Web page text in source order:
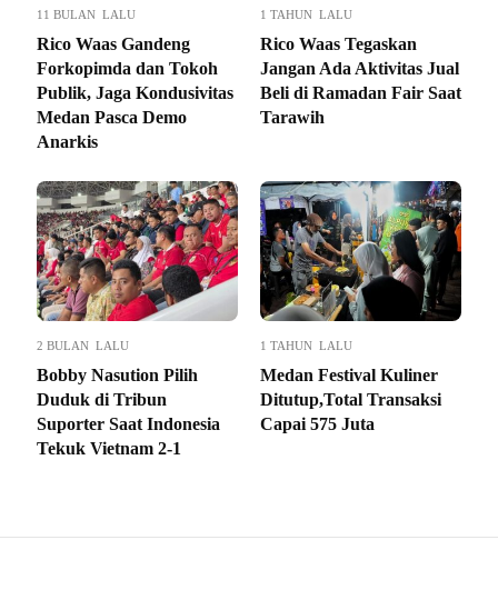
11 BULAN LALU
Rico Waas Gandeng
Forkopimda dan Tokoh
Publik, Jaga Kondusivitas
Medan Pasca Demo
Anarkis
1 TAHUN LALU
Rico Waas Tegaskan
Jangan Ada Aktivitas Jual
Beli di Ramadan Fair Saat
Tarawih
2 BULAN LALU
Bobby Nasution Pilih
Duduk di Tribun
Suporter Saat Indonesia
Tekuk Vietnam 2-1
1 TAHUN LALU
Medan Festival Kuliner
Ditutup,Total Transaksi
Capai 575 Juta